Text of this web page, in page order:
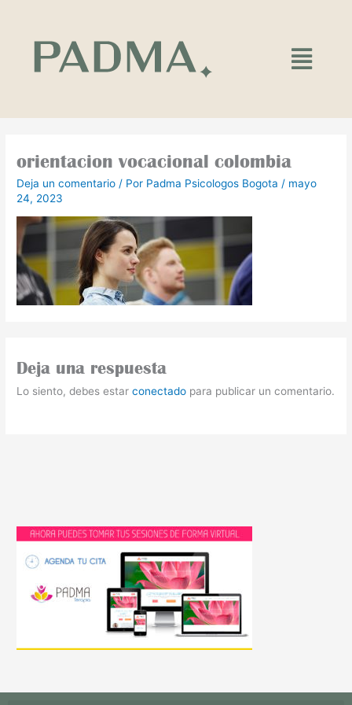
contenido
Main
Menu
orientacion vocacional colombia
Deja un comentario / Por Padma Psicologos Bogota / mayo
24, 2023
Deja una respuesta
Lo siento, debes estarconectado para publicar un comentario.